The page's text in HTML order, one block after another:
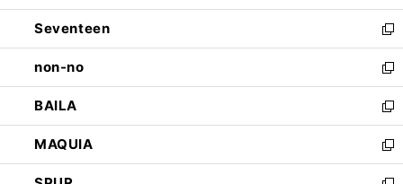
開
く
ウ
で
開
く
ン
ド
ウ
で
開
く
Seventeen
新
し
い
ウ
ィ
ン
ド
ウ
non-no
新
し
い
ウ
ィ
ン
BAILA
新
し
い
ウ
MAQUIA
新
し